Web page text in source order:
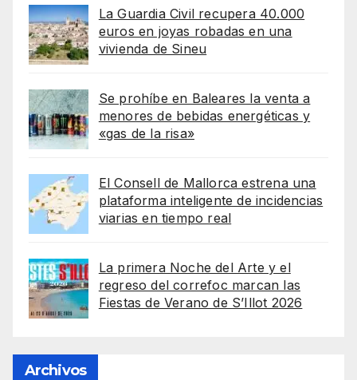
La Guardia Civil recupera 40.000
euros en joyas robadas en una
vivienda de Sineu
Se prohíbe en Baleares la venta a
menores de bebidas energéticas y
«gas de la risa»
El Consell de Mallorca estrena una
plataforma inteligente de incidencias
viarias en tiempo real
La primera Noche del Arte y el
regreso del correfoc marcan las
Fiestas de Verano de S’Illot 2026
Archivos